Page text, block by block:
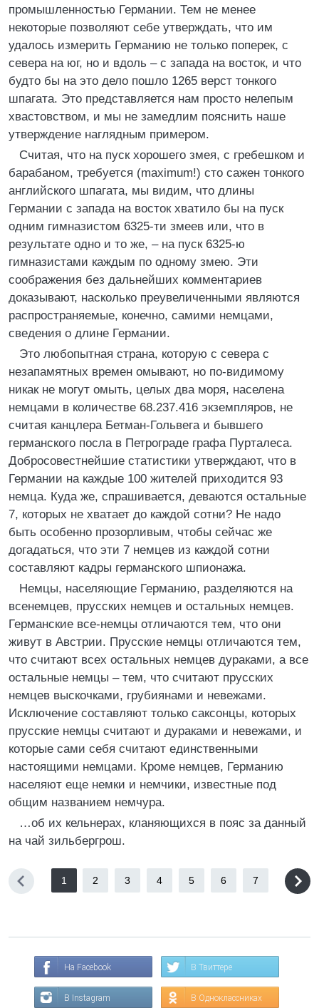
промышленностью Германии. Тем не менее
некоторые позволяют себе утверждать, что им
удалось измерить Германию не только поперек, с
севера на юг, но и вдоль – с запада на восток, и что
будто бы на это дело пошло 1265 верст тонкого
шпагата. Это представляется нам просто нелепым
хвастовством, и мы не замедлим пояснить наше
утверждение наглядным примером.
Считая, что на пуск хорошего змея, с гребешком и
барабаном, требуется (maximum!) сто сажен тонкого
английского шпагата, мы видим, что длины
Германии с запада на восток хватило бы на пуск
одним гимназистом 6325-ти змеев или, что в
результате одно и то же, – на пуск 6325-ю
гимназистами каждым по одному змею. Эти
соображения без дальнейших комментариев
доказывают, насколько преувеличенными являются
распространяемые, конечно, самими немцами,
сведения о длине Германии.
Это любопытная страна, которую с севера с
незапамятных времен омывают, но по-видимому
никак не могут омыть, целых два моря, населена
немцами в количестве 68.237.416 экземпляров, не
считая канцлера Бетман-Гольвега и бывшего
германского посла в Петрограде графа Пурталеса.
Добросовестнейшие статистики утверждают, что в
Германии на каждые 100 жителей приходится 93
немца. Куда же, спрашивается, деваются остальные
7, которых не хватает до каждой сотни? Не надо
быть особенно прозорливым, чтобы сейчас же
догадаться, что эти 7 немцев из каждой сотни
составляют кадры германского шпионажа.
Немцы, населяющие Германию, разделяются на
всенемцев, прусских немцев и остальных немцев.
Германские все-немцы отличаются тем, что они
живут в Австрии. Прусские немцы отличаются тем,
что считают всех остальных немцев дураками, а все
остальные немцы – тем, что считают прусских
немцев выскочками, грубиянами и невежами.
Исключение составляют только саксонцы, которых
прусские немцы считают и дураками и невежами, и
которые сами себя считают единственными
настоящими немцами. Кроме немцев, Германию
населяют еще немки и немчики, известные под
общим названием немчура.
…об их кельнерах, кланяющихся в пояс за данный
на чай зильбергрош.
1 2 3 4 5 6 7
На Facebook В Твиттере
В Instagram В Одноклассниках